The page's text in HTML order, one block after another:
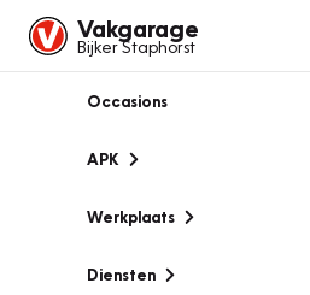
Vakgarage
Bijker Staphorst
Occasions
APK
Werkplaats
Diensten